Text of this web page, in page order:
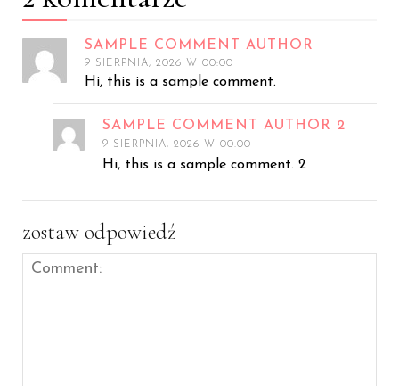
SAMPLE COMMENT AUTHOR
9 SIERPNIA, 2026 W 00:00
Hi, this is a sample comment.
SAMPLE COMMENT AUTHOR 2
9 SIERPNIA, 2026 W 00:00
Hi, this is a sample comment. 2
zostaw odpowiedź